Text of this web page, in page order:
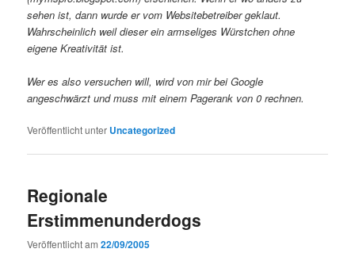
sehen ist, dann wurde er vom Websitebetreiber geklaut.
Wahrscheinlich weil dieser ein armseliges Würstchen ohne
eigene Kreativität ist.
Wer es also versuchen will, wird von mir bei Google
angeschwärzt und muss mit einem Pagerank von 0 rechnen.
Veröffentlicht unter Uncategorized
Regionale
Erstimmenunderdogs
Veröffentlicht am22/09/2005